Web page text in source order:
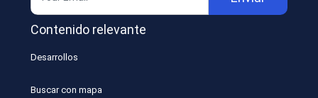
Contenido relevante
Desarrollos
Buscar con mapa